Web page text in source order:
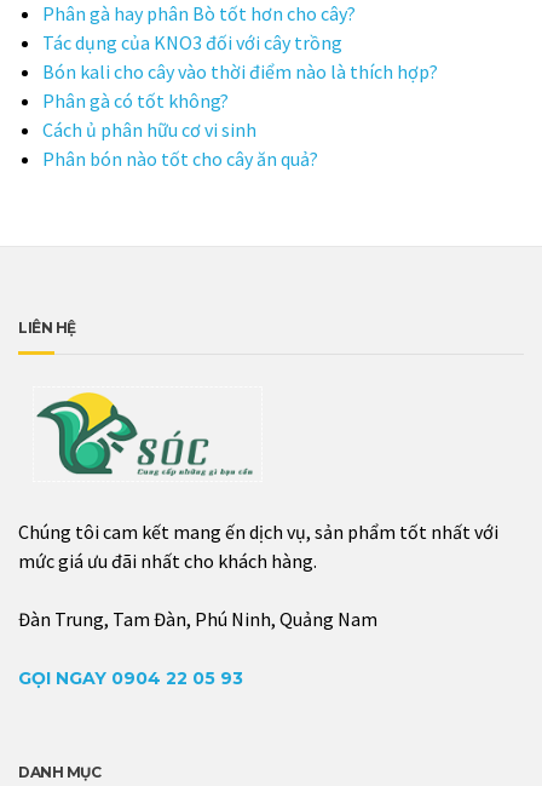
Phân gà hay phân Bò tốt hơn cho cây?
Tác dụng của KNO3 đối với cây trồng
Bón kali cho cây vào thời điểm nào là thích hợp?
Phân gà có tốt không?
Cách ủ phân hữu cơ vi sinh
Phân bón nào tốt cho cây ăn quả?
LIÊN HỆ
Chúng tôi cam kết mang ến dịch vụ, sản phẩm tốt nhất với
mức giá ưu đãi nhất cho khách hàng.
Đàn Trung, Tam Đàn, Phú Ninh, Quảng Nam
GỌI NGAY 0904 22 05 93
DANH MỤC